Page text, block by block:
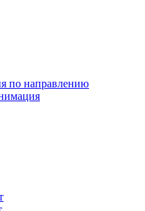
по направлению